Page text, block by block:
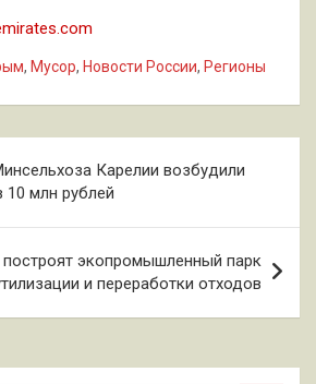
, Мусор, Новости России, Регионы
Карелии возбудили
10 млн рублей
экопромышленный парк
и переработки отходов